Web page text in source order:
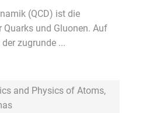
(QCD) ist die
Quarks und Gluonen. Auf
zugrunde ...
and Physics of Atoms,